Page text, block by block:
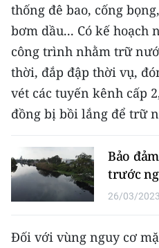
RADIO
MEDIA CENTER
E-Magazine
Video
Media Kinh tế
Media Văn hóa
Media Xã hội
thống đê bao, cống
bơm dầu... Có kế hoạch
công trình nhằm trữ
thời, đắp đập thời vụ,
vét các tuyến kênh cấp
đồng bị bồi lắng để trữ
Bảo
trước
26/03/
Đối với vùng nguy cơ